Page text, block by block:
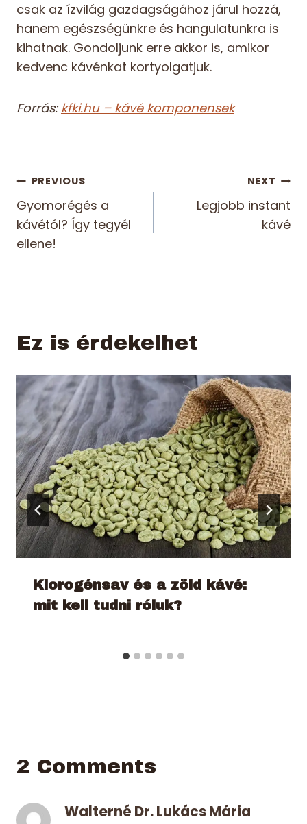
csak az ízvilág gazdagságához járul hozzá,
hanem egészségünkre és hangulatunkra is
kihatnak. Gondoljunk erre akkor is, amikor
kedvenc kávénkat kortyolgatjuk.
Forrás: kfki.hu – kávé komponensek
Bejegyzés
navigáció
PREVIOUS
Gyomorégés a
kávétól? Így tegyél
ellene!
NEXT
Legjobb instant
kávé
Ez is érdekelhet
Klorogénsav és a zöld kávé:
mit kell tudni róluk?
2 Comments
Walterné Dr. Lukács Mária